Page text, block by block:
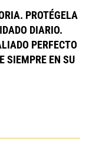
PROTÉGELA
DIARIO.
PERFECTO
SIEMPRE EN SU